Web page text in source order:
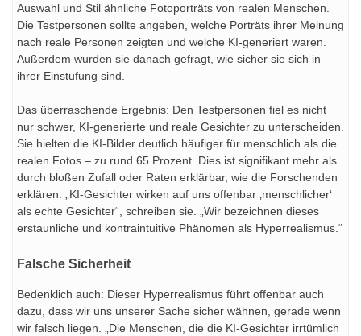
Auswahl und Stil ähnliche Fotoporträts von realen Menschen.
Die Testpersonen sollte angeben, welche Porträts ihrer Meinung
nach reale Personen zeigten und welche KI-generiert waren.
Außerdem wurden sie danach gefragt, wie sicher sie sich in
ihrer Einstufung sind.
Das überraschende Ergebnis: Den Testpersonen fiel es nicht
nur schwer, KI-generierte und reale Gesichter zu unterscheiden.
Sie hielten die KI-Bilder deutlich häufiger für menschlich als die
realen Fotos – zu rund 65 Prozent. Dies ist signifikant mehr als
durch bloßen Zufall oder Raten erklärbar, wie die Forschenden
erklären. „KI-Gesichter wirken auf uns offenbar ‚menschlicher‘
als echte Gesichter“, schreiben sie. „Wir bezeichnen dieses
erstaunliche und kontraintuitive Phänomen als Hyperrealismus.“
Falsche Sicherheit
Bedenklich auch: Dieser Hyperrealismus führt offenbar auch
dazu, dass wir uns unserer Sache sicher wähnen, gerade wenn
wir falsch liegen. „Die Menschen, die die KI-Gesichter irrtümlich